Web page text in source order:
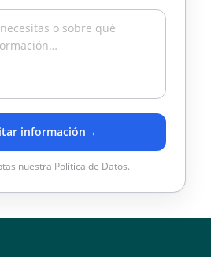
información→
nuestra Política de Datos.